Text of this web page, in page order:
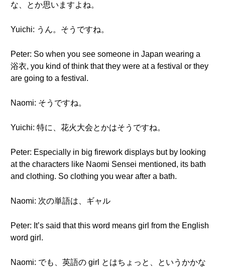
な、とか思いますよね。
Yuichi: うん。そうですね。
Peter: So when you see someone in Japan wearing a
浴衣, you kind of think that they were at a festival or they
are going to a festival.
Naomi: そうですね。
Yuichi: 特に、花火大会とかはそうですね。
Peter: Especially in big firework displays but by looking
at the characters like Naomi Sensei mentioned, its bath
and clothing. So clothing you wear after a bath.
Naomi: 次の単語は、ギャル
Peter: It’s said that this word means girl from the English
word girl.
Naomi: でも、英語の girl とはちょっと、というかかな